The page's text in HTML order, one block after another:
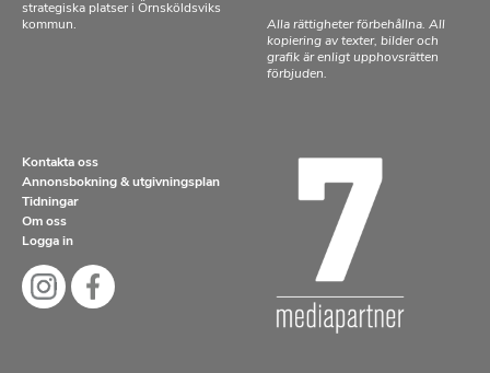
strategiska platser i Örnsköldsviks
kommun.
Alla rättigheter förbehållna. All
kopiering av texter, bilder och
grafik är enligt upphovsrätten
förbjuden.
Kontakta oss
Annonsbokning & utgivningsplan
Tidningar
Om oss
Logga in